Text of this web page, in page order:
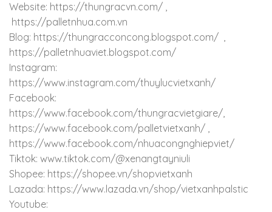
Website: https://thungracvn.com/ ,
https://palletnhua.com.vn
Blog: https://thungracconcong.blogspot.com/ ,
https://palletnhuaviet.blogspot.com/
Instagram:
https://www.instagram.com/thuylucvietxanh/
Facebook:
https://www.facebook.com/thungracvietgiare/,
https://www.facebook.com/palletvietxanh/ ,
https://www.facebook.com/nhuacongnghiepviet/
Tiktok: www.tiktok.com/@xenangtayniuli
Shopee: https://shopee.vn/shopvietxanh
Lazada: https://www.lazada.vn/shop/vietxanhpalstic
Youtube: